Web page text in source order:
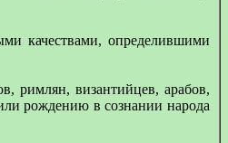
качествами, определившими
римлян, византийцев, арабов,
рождению в сознании народа